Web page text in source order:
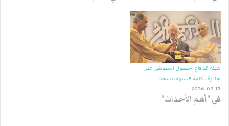
هيئة الدفاع: حصول الغنوشي على
جائزة.. كلفه 5 سنوات سجنا
2026-07-13
في "أهم الأحداث"